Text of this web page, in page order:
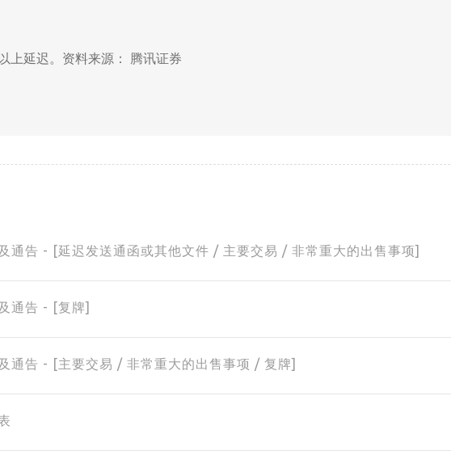
上延迟。资料来源： 腾讯证券
通告 - [延迟发送通函或其他文件 / 主要交易 / 非常重大的出售事项]
通告 - [复牌]
通告 - [主要交易 / 非常重大的出售事项 / 复牌]